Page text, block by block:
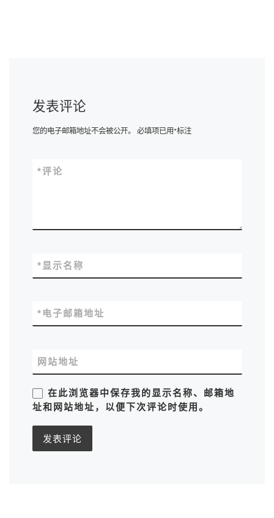
发表评论
您的电子邮箱地址不会被公开。 必填项已用*标注
评论
*
显示名称
*
电子邮箱地址
*
网站地址
在此浏览器中保存我的显示名称、邮箱地
址和网站地址，以便下次评论时使用。